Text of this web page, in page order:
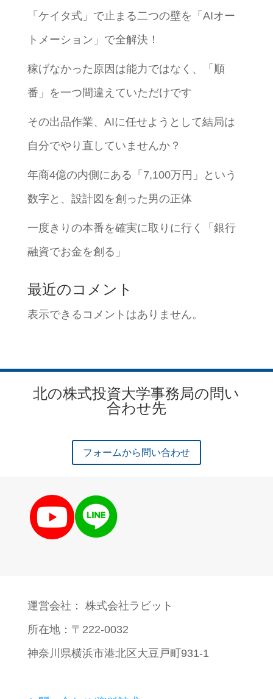
「ケイタ式」で止まる二つの壁を「AIオー
トメーション」で全解決！
稼げなかった原因は能力ではなく、「順
番」を一つ間違えていただけです
その出品作業、AIに任せようとして結局は
自分でやり直していませんか？
年商4億の内側にある「7,100万円」という
数字と、設計図を創った男の正体
一度きりの本番を確実に取りに行く「銀行
融資でお金を創る」
最近のコメント
表示できるコメントはありません。
北の株式投資大学事務局の問い
合わせ先
フォームから問い合わせ
運営会社： 株式会社ラビット
所在地：〒222-0032
神奈川県横浜市港北区大豆戸町931-1